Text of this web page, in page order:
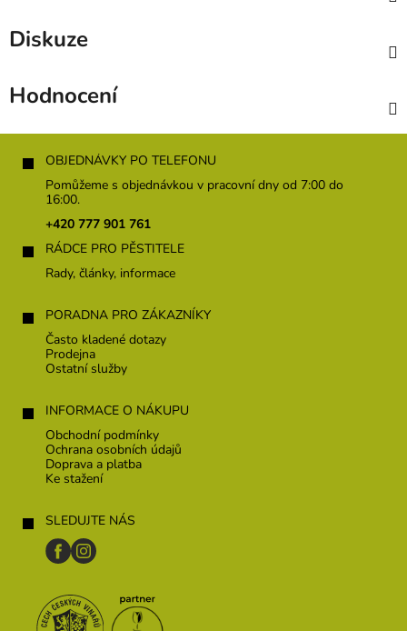
Diskuze
Hodnocení
OBJEDNÁVKY PO TELEFONU
Pomůžeme s objednávkou v pracovní dny od 7:00 do
16:00.
+420 777 901 761
RÁDCE PRO PĚSTITELE
Rady, články, informace
PORADNA PRO ZÁKAZNÍKY
Často kladené dotazy
Prodejna
Ostatní služby
INFORMACE O NÁKUPU
Obchodní podmínky
Ochrana osobních údajů
Doprava a platba
Ke stažení
SLEDUJTE NÁS